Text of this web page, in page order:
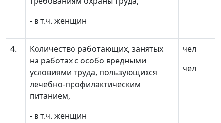
- в т.ч. женщин
4.
Количество работающих, занятых
на работах с особо вредными
условиями труда, пользующихся
лечебно-профилактическим
питанием,
- в т.ч. женщин
чел
чел